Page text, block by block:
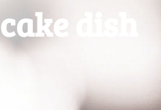
cake dish